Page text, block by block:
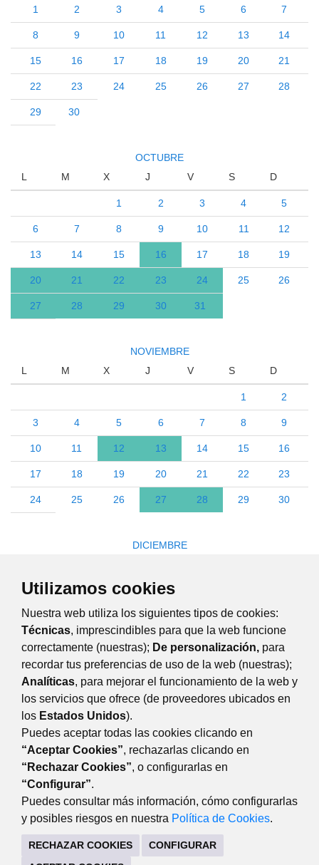
Utilizamos cookies
Nuestra web utiliza los siguientes tipos de cookies:
Técnicas, imprescindibles para que la web funcione
correctamente (nuestras); De personalización, para
recordar tus preferencias de uso de la web (nuestras);
Analíticas, para mejorar el funcionamiento de la web y
los servicios que ofrece (de proveedores ubicados en
los Estados Unidos).
Puedes aceptar todas las cookies clicando en
“Aceptar Cookies”, rechazarlas clicando en
“Rechazar Cookies”, o configurarlas en
“Configurar”.
Puedes consultar más información, cómo configurarlas
y posibles riesgos en nuestra Política de Cookies.
RECHAZAR COOKIES
CONFIGURAR
1 2 3 4 5 6 7
8 9 10 11 12 13 14
15 16 17 18 19 20 21
22 23 24 25 26 27 28
29 30
OCTUBRE
L
M X J V S D
1 2 3 4 5
6 7 8 9 10 11 12
13 14 15 16 17 18 19
20 21 22 23 24 25 26
27 28 29 30 31
NOVIEMBRE
L
M X J V S D
1 2
3 4 5 6 7 8 9
10 11 12 13 14 15 16
17 18 19 20 21 22 23
24 25 26 27 28 29 30
DICIEMBRE
1 2 3 4
8 9 10 11 12 13
18 20
22 23 24 25 26 27 28
30 31
Formación
Avda. de Guadarrama, 34 (lateral del edificio). 28220
Majadahonda Madrid
916341440
MAPA WEB AVISO LEGAL